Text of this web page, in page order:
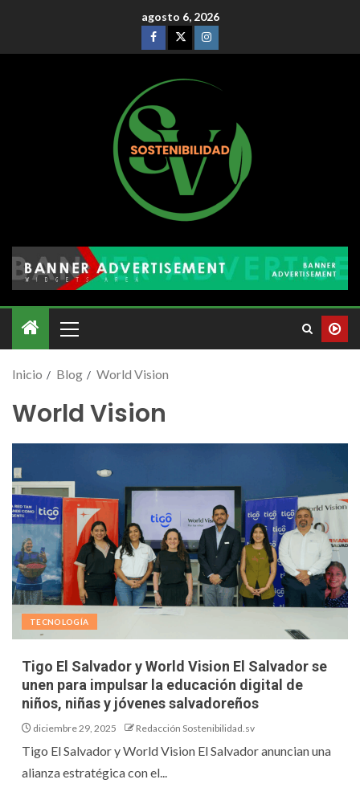
agosto 6, 2026
Inicio Blog World Vision
World Vision
TECNOLOGÍA
Tigo El Salvador y World Vision El Salvador se
unen para impulsar la educación digital de
niños, niñas y jóvenes salvadoreños
diciembre 29, 2025 Redacción Sostenibilidad.sv
Tigo El Salvador y World Vision El Salvador anuncian una
alianza estratégica con el...